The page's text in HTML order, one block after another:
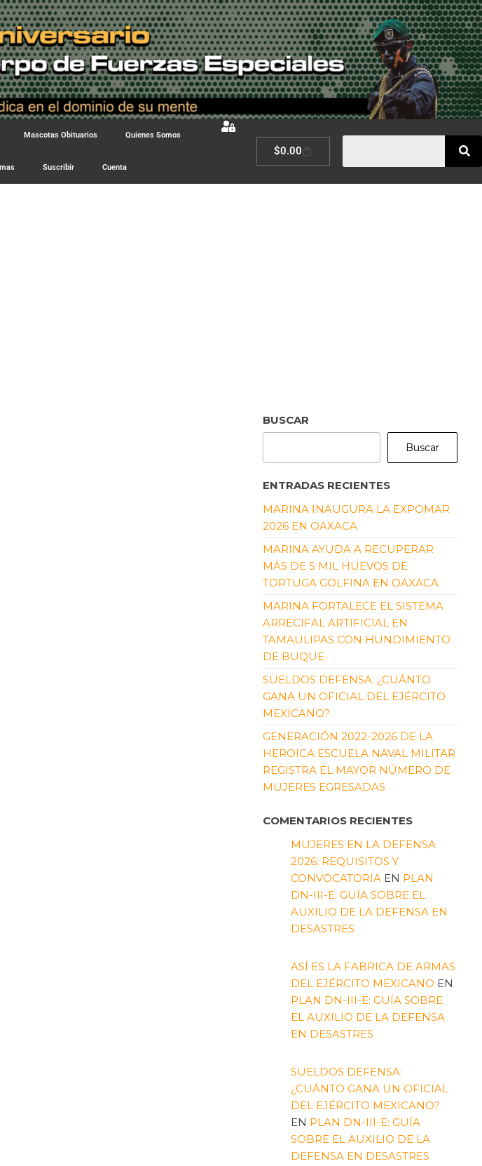
Mascotas Obituarios Quienes Somos
Suscribir Cuenta
$0.00
BUSCAR
Buscar
ENTRADAS RECIENTES
MARINA INAUGURA LA EXPOMAR
2026 EN OAXACA
MARINA AYUDA A RECUPERAR
MÁS DE 5 MIL HUEVOS DE
TORTUGA GOLFINA EN OAXACA
MARINA FORTALECE EL SISTEMA
ARRECIFAL ARTIFICIAL EN
TAMAULIPAS CON HUNDIMIENTO
DE BUQUE
SUELDOS DEFENSA: ¿CUÁNTO
GANA UN OFICIAL DEL EJÉRCITO
MEXICANO?
GENERACIÓN 2022-2026 DE LA
HEROICA ESCUELA NAVAL MILITAR
REGISTRA EL MAYOR NÚMERO DE
MUJERES EGRESADAS
COMENTARIOS RECIENTES
MUJERES EN LA DEFENSA
2026: REQUISITOS Y
CONVOCATORIA EN PLAN
DN-III-E: GUÍA SOBRE EL
AUXILIO DE LA DEFENSA EN
DESASTRES
ASÍ ES LA FABRICA DE ARMAS
DEL EJÉRCITO MEXICANO EN
PLAN DN-III-E: GUÍA SOBRE
EL AUXILIO DE LA DEFENSA
EN DESASTRES
SUELDOS DEFENSA:
¿CUÁNTO GANA UN OFICIAL
DEL EJÉRCITO MEXICANO?
EN PLAN DN-III-E: GUÍA
SOBRE EL AUXILIO DE LA
DEFENSA EN DESASTRES